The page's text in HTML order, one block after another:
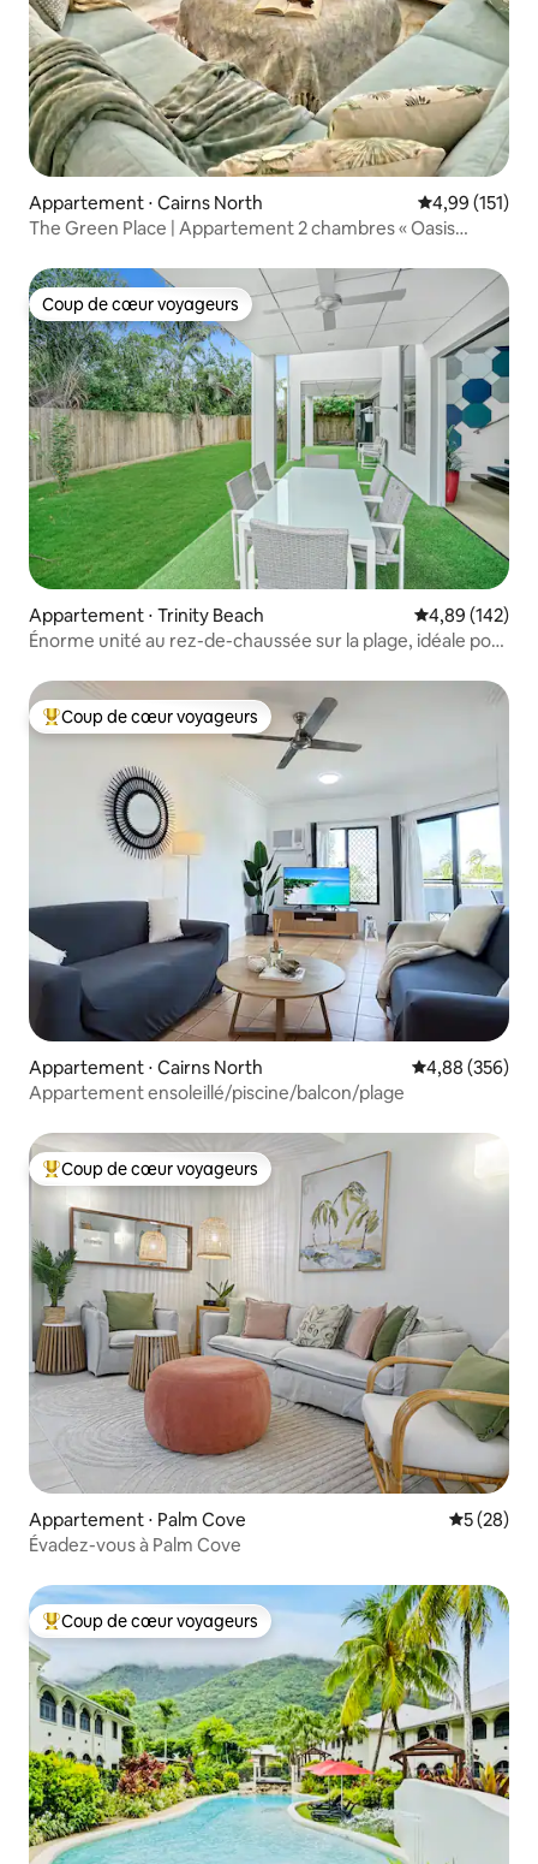
Appartement ⋅ Cairns North Évaluation
4,99 (151)
The Green Place | Appartement 2 chambres « Oasis
Coup de cœur voyageurs
Coup de cœur voyageurs
Appartement ⋅ Trinity Beach Évaluation
4,89 (142)
Énorme unité au rez-de-chaussée sur la plage, idéale pour
Coups de cœur voyageurs les plus appréciés
Coup de cœur voyageurs
Appartement ⋅ Cairns North Évaluation
4,88 (356)
Appartement ensoleillé/piscine/balcon/plage
Coups de cœur voyageurs les plus appréciés
Coup de cœur voyageurs
Appartement ⋅ Palm Cove
5 (28)
Évadez-vous à Palm Cove
Coups de cœur voyageurs les plus appréciés
Coup de cœur voyageurs